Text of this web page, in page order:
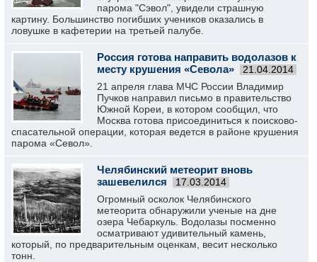
парома "Сэвол", увидели страшную
картину. Большинство погибших учеников оказались в
ловушке в кафетерии на третьей палубе.
Россия готова направить водолазов к
месту крушения «Севола»
21.04.2014
21 апреля глава МЧС России Владимир
Пучков направил письмо в правительство
Южной Кореи, в котором сообщил, что
Москва готова присоединиться к поисково-
спасательной операции, которая ведется в районе крушения
парома «Севол».
Челябинский метеорит вновь
зашевелился
17.03.2014
Огромный осколок Челябинского
метеорита обнаружили ученые на дне
озера Чебаркуль. Водолазы посменно
осматривают удивительный камень,
который, по предварительным оценкам, весит несколько
тонн.